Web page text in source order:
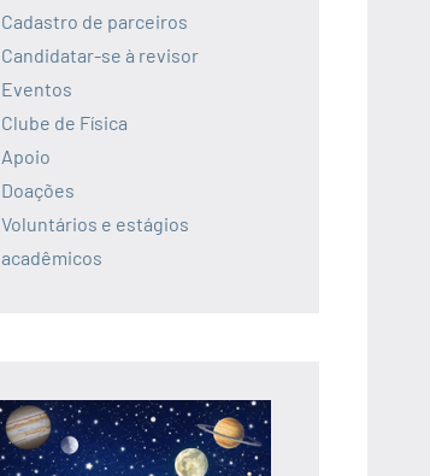
Cadastro de parceiros
Candidatar-se à revisor
Eventos
Clube de Física
Apoio
Doações
Voluntários e estágios
acadêmicos